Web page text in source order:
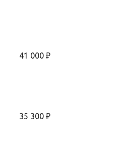
41 000 ₽
35 300 ₽